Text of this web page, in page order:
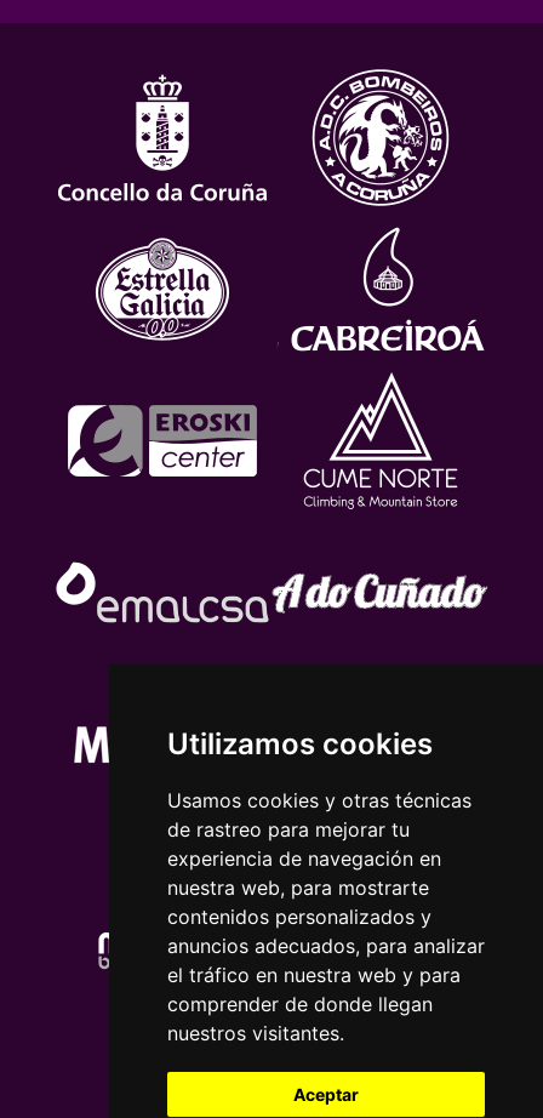
Utilizamos cookies
Usamos cookies y otras técnicas
de rastreo para mejorar tu
experiencia de navegación en
nuestra web, para mostrarte
contenidos personalizados y
anuncios adecuados, para analizar
el tráfico en nuestra web y para
comprender de donde llegan
nuestros visitantes.
Aceptar